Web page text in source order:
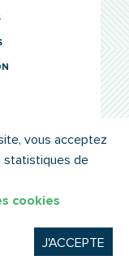
LÉGALES
vous acceptez
statistiques de
cookies
J'ACCEPTE